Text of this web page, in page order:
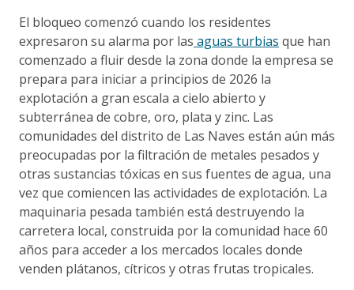
El bloqueo comenzó cuando los residentes
expresaron su alarma por las aguas turbias que han
comenzado a fluir desde la zona donde la empresa se
prepara para iniciar a principios de 2026 la
explotación a gran escala a cielo abierto y
subterránea de cobre, oro, plata y zinc. Las
comunidades del distrito de Las Naves están aún más
preocupadas por la filtración de metales pesados y
otras sustancias tóxicas en sus fuentes de agua, una
vez que comiencen las actividades de explotación. La
maquinaria pesada también está destruyendo la
carretera local, construida por la comunidad hace 60
años para acceder a los mercados locales donde
venden plátanos, cítricos y otras frutas tropicales.